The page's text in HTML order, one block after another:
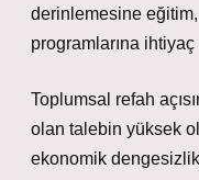
derinlemesine
programlarına ihtiyaç
Toplumsal refah
olan talebin yüksek
ekonomik